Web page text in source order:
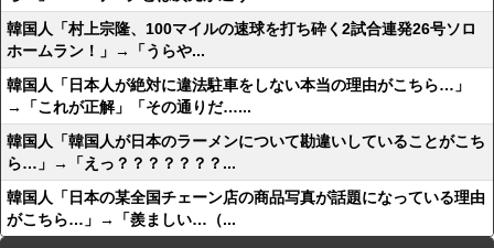
韓国人「村上宗隆、100マイルの速球を打ち砕く2試合連発26号ソロ
ホームラン！」→「うらや...
韓国人「日本人が絶対に違法駐車をしない本当の理由がこちら…」
→「これが正解」「その通りだ…...
韓国人「韓国人が日本のラーメンについて勘違いしていることがこち
ら…」→「えっ？？？？？？？...
韓国人「日本の某全国チェーン店の商品写真が話題になっている理由
がこちら…」→「羨ましい…（...